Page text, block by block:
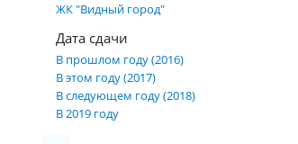
ЖК "Видный город"
Дата сдачи
В прошлом году (2016)
В этом году (2017)
В следующем году (2018)
В 2019 году